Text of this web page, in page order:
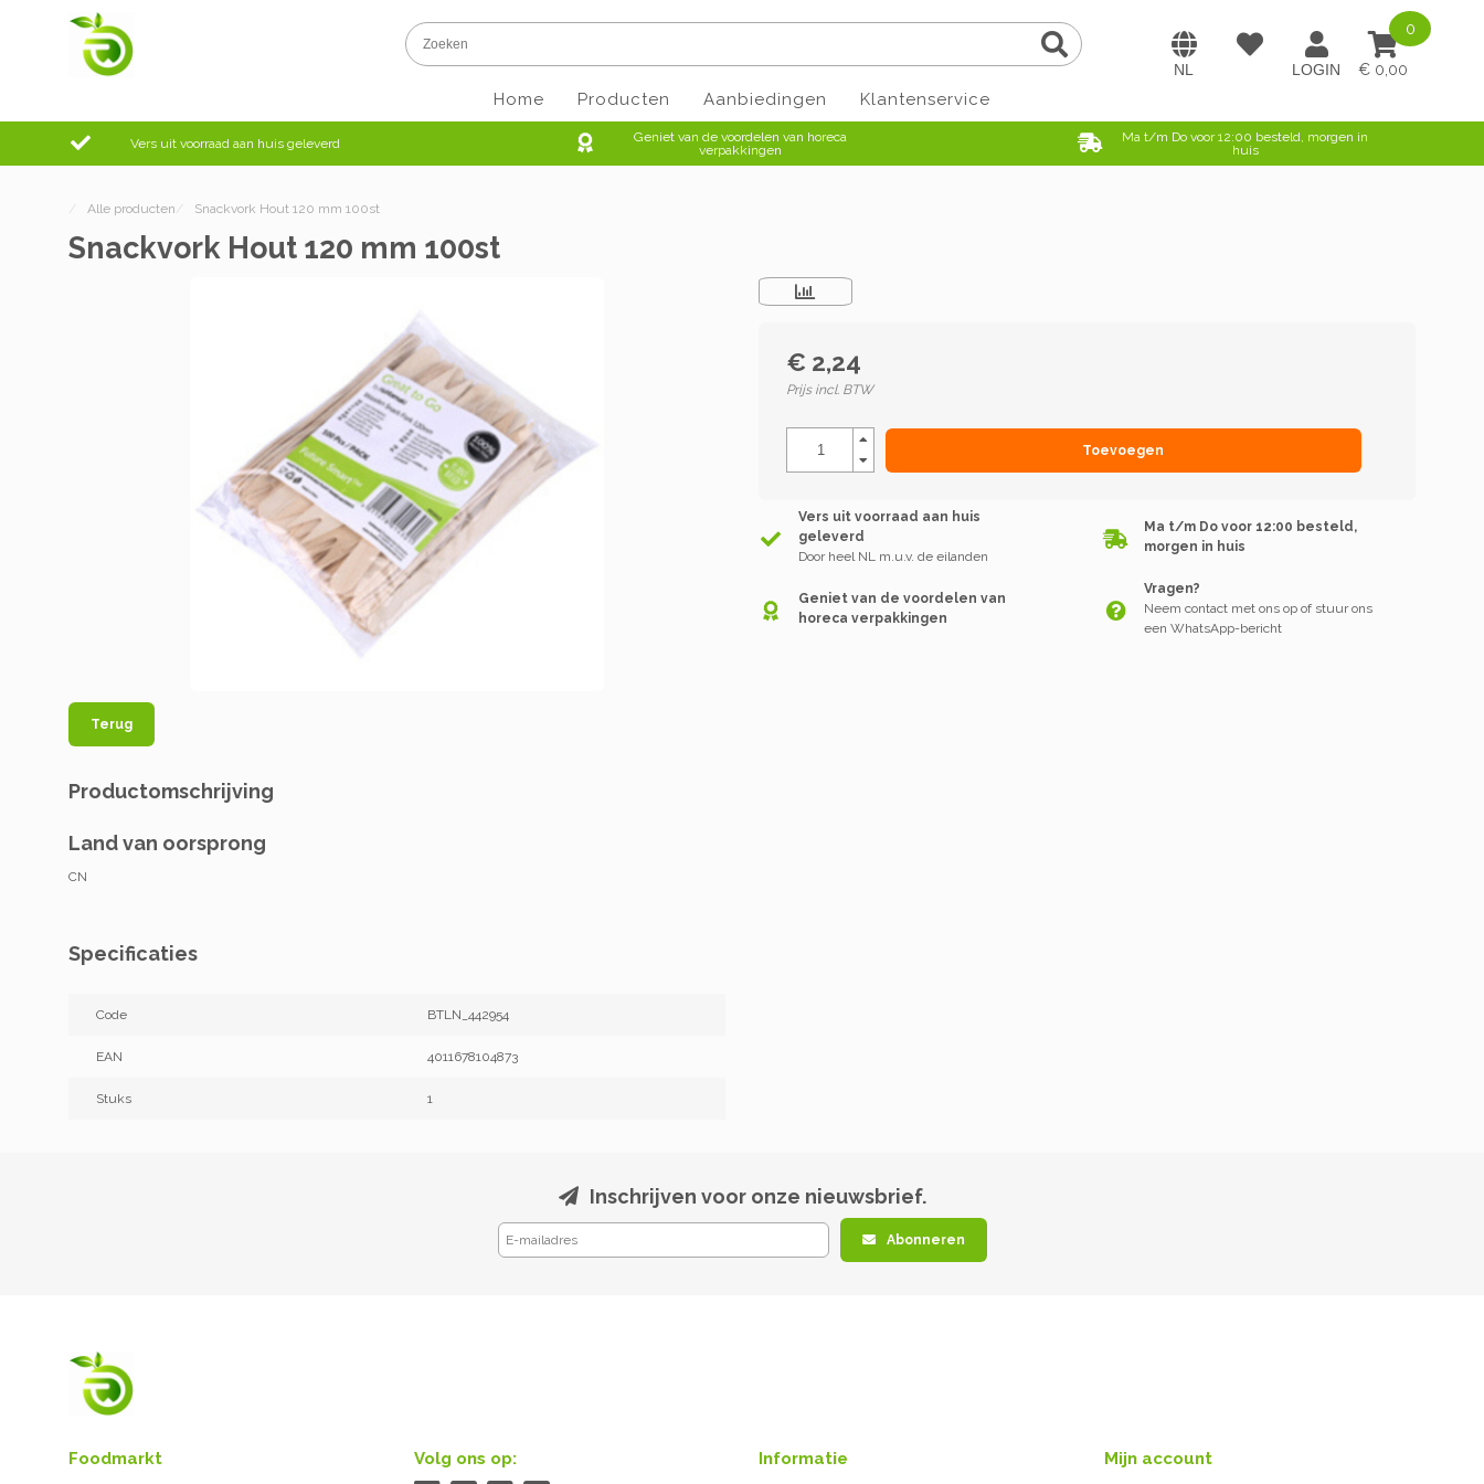
0,00
0
Home Producten Aanbiedingen Klantenservice
Vers uit voorraad aan huis geleverd
Geniet van de voordelen van horeca
verpakkingen
Ma t/m Do voor 12:00 besteld, morgen in
huis
/ Alle producten / Snackvork Hout 120 mm 100st
Snackvork Hout 120 mm 100st
Terug
€ 2,24
Prijs incl. BTW
Toevoegen
Vers uit voorraad aan huis
geleverd
Door heel NL m.u.v. de eilanden
Ma t/m Do voor 12:00 besteld,
morgen in huis
Geniet van de voordelen van
horeca verpakkingen
Vragen?
Neem contact met ons op of stuur ons
een WhatsApp-bericht
Productomschrijving
Land van oorsprong
CN
Specificaties
Code BTLN_442954
EAN 4011678104873
Stuks 1
Inschrijven voor onze nieuwsbrief.
Abonneren
Foodmarkt Volg ons op: Informatie Mijn account